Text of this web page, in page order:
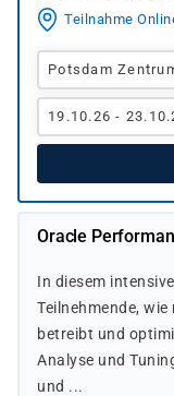
Teilnahme
Potsdam
19.10.26 -
Oracle
In diesem
Teilnehmende,
betreibt und
Analyse und
und ...